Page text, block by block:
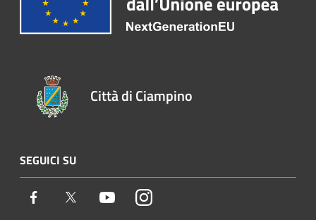
Città di Ciampino
SEGUICI SU
Facebook Twitter YoutubeInstagram